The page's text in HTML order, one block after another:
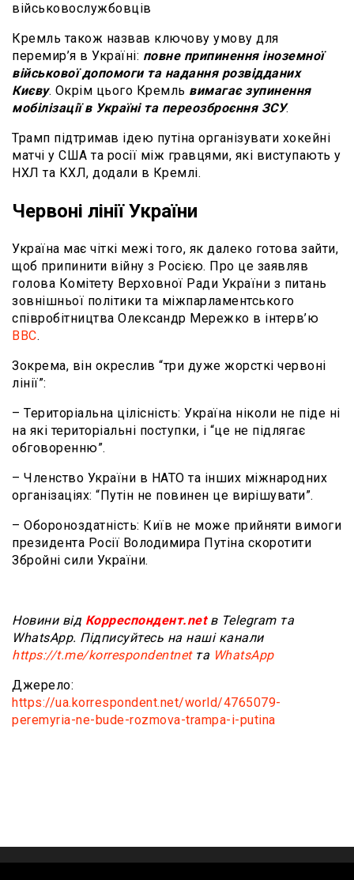
військовослужбовців
Кремль також назвав ключову умову для
перемир’я в Україні: повне припинення іноземної
військової допомоги та надання розвідданих
Києву. Окрім цього Кремль вимагає зупинення
мобілізації в Україні та переозброєння ЗСУ.
Трамп підтримав ідею путіна організувати хокейні
матчі у США та росії між гравцями, які виступають у
НХЛ та КХЛ, додали в Кремлі.
Червоні лінії України
Україна має чіткі межі того, як далеко готова зайти,
щоб припинити війну з Росією. Про це заявляв
голова Комітету Верховної Ради України з питань
зовнішньої політики та міжпарламентського
співробітництва Олександр Мережко в інтерв’ю
ВВС.
Зокрема, він окреслив “три дуже жорсткі червоні
лінії”:
– Територіальна цілісність: Україна ніколи не піде ні
на які територіальні поступки, і “це не підлягає
обговоренню”.
– Членство України в НАТО та інших міжнародних
організаціях: “Путін не повинен це вирішувати”.
– Обороноздатність: Київ не може прийняти вимоги
президента Росії Володимира Путіна скоротити
Збройні сили України.
Новини від Корреспондент.net в Telegram та
WhatsApp. Підписуйтесь на наші канали
https://t.me/korrespondentnetта WhatsApp
Джерело:
https://ua.korrespondent.net/world/4765079-
peremyria-ne-bude-rozmova-trampa-i-putina